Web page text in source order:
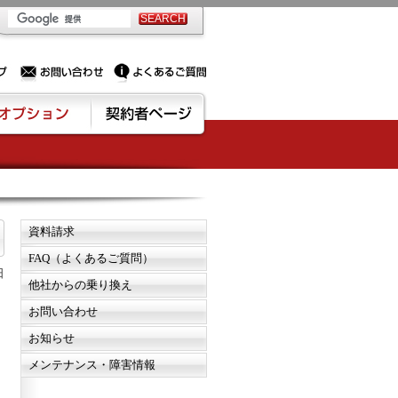
資料請求
FAQ（よくあるご質問）
他社からの乗り換え
お問い合わせ
お知らせ
メンテナンス・障害情報